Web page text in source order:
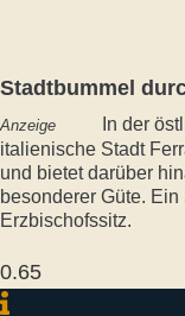
Stadtbummel
Anzeige
In der
italienische Stadt
und bietet darüber
besonderer Güte.
Erzbischofssitz.